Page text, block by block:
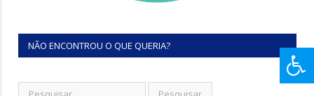
NÃO ENCONTROU O QUE QUERIA?